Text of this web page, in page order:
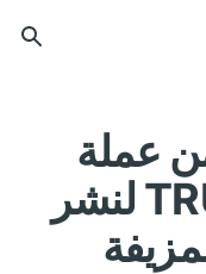
عملة
TRUMP memecoin لنشر